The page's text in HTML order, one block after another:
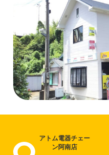
アトム電器チェー
ン阿南店